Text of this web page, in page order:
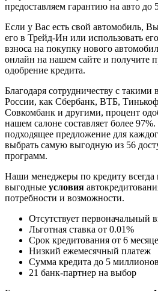
предоставляем гарантию на авто до
Если у Вас есть свой автомобиль,
его в Трейд-Ин или использовать
взноса на покупку нового
онлайн на нашем сайте и получите
одобрение кредита.
Благодаря сотрудничеству с
России, как Сбербанк, ВТБ,
Совкомбанк и другими, процент
нашем салоне составляет более
подходящее предложение для
выбрать самую выгодную из 56
программ.
Наши менеджеры по кредиту всегда
выгодные условия
потребности и возможности.
Отсутствует первоначальный
Льготная ставка от 0.01%
Срок кредитования от 6
Низкий ежемесячный платеж
Сумма кредита до 5
21 банк-партнер на выбор